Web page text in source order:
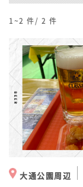
1~2 件/ 2 件
大通公園周辺